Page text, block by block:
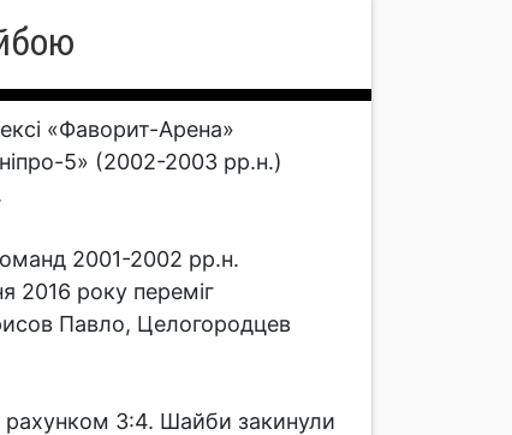
«Фаворит-Арена»
5» (2002-2003 рр.н.)
2001-2002 рр.н.
2016 року переміг
Павло, Целогородцев
рахунком 3:4. Шайби закинули